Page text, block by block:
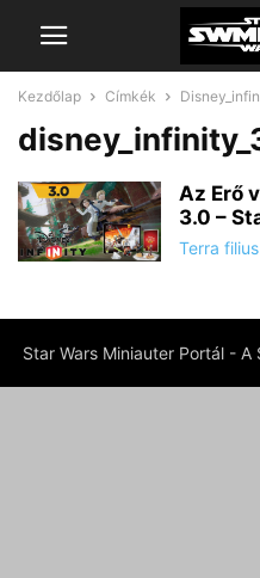
Kezdőlap Címkék
Az Erő
3.0 –
Terra filius
Star Wars Miniauter Portál -